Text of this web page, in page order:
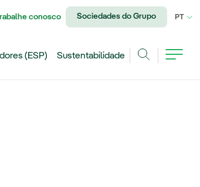
conosco Sociedades do Grupo PT
(ESP)
Sustentabilidade